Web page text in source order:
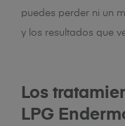
puedes perder ni un
y los resultados que
Los
LPG